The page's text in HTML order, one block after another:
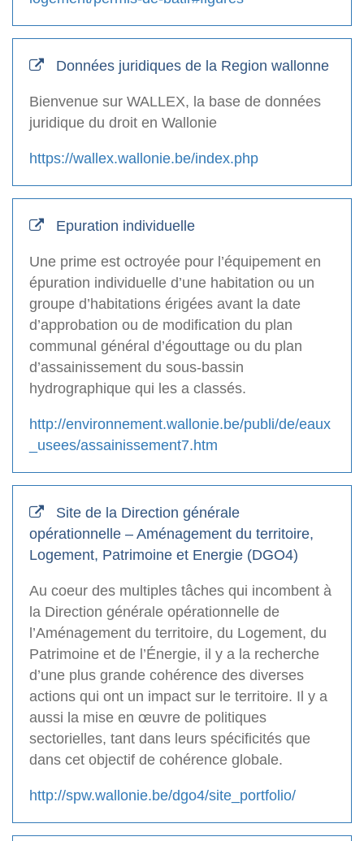
Données juridiques de la Region wallonne
Bienvenue sur WALLEX, la base de données
juridique du droit en Wallonie
https://wallex.wallonie.be/index.php
Epuration individuelle
Une prime est octroyée pour l’équipement en
épuration individuelle d’une habitation ou un
groupe d’habitations érigées avant la date
d’approbation ou de modification du plan
communal général d’égouttage ou du plan
d’assainissement du sous-bassin
hydrographique qui les a classés.
http://environnement.wallonie.be/publi/de/eaux
_usees/assainissement7.htm
Site de la Direction générale
opérationnelle – Aménagement du territoire,
Logement, Patrimoine et Energie (DGO4)
Au coeur des multiples tâches qui incombent à
la Direction générale opérationnelle de
l’Aménagement du territoire, du Logement, du
Patrimoine et de l’Énergie, il y a la recherche
d’une plus grande cohérence des diverses
actions qui ont un impact sur le territoire. Il y a
aussi la mise en œuvre de politiques
sectorielles, tant dans leurs spécificités que
dans cet objectif de cohérence globale.
http://spw.wallonie.be/dgo4/site_portfolio/